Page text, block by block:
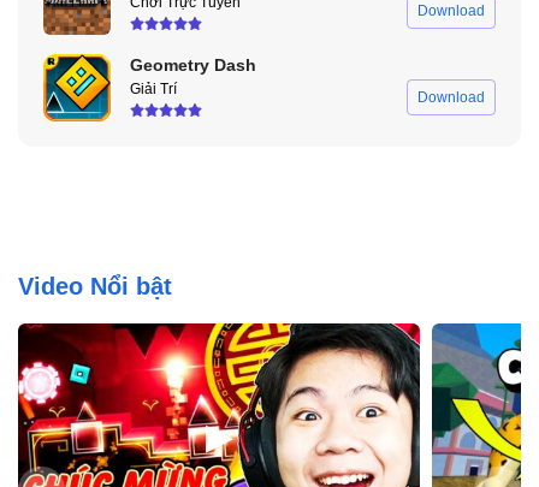
Download
Geometry Dash
Giải Trí Download
Video Nổi bật